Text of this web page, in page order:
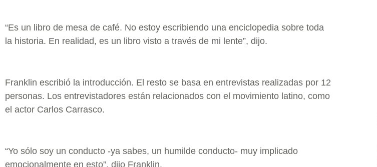
“Es un libro de mesa de café. No estoy escribiendo una enciclopedia sobre toda
la historia. En realidad, es un libro visto a través de mi lente”, dijo.
Franklin escribió la introducción. El resto se basa en entrevistas realizadas por 12
personas. Los entrevistadores están relacionados con el movimiento latino, como
el actor Carlos Carrasco.
“Yo sólo soy un conducto -ya sabes, un humilde conducto- muy implicado
emocionalmente en esto”, dijo Franklin.